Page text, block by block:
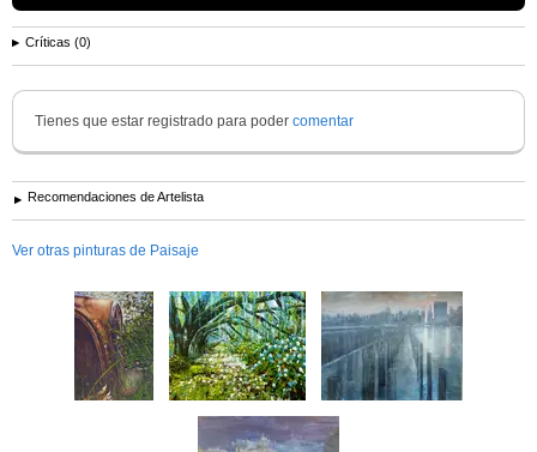
Críticas (0)
Tienes que estar registrado para poder comentar
Recomendaciones de Artelista
Ver otras pinturas de Paisaje